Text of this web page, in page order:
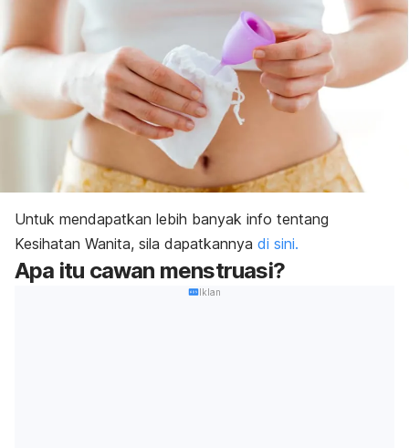
Untuk mendapatkan lebih banyak info tentang
Kesihatan Wanita, sila dapatkannya di sini.
Apa itu cawan menstruasi?
Iklan